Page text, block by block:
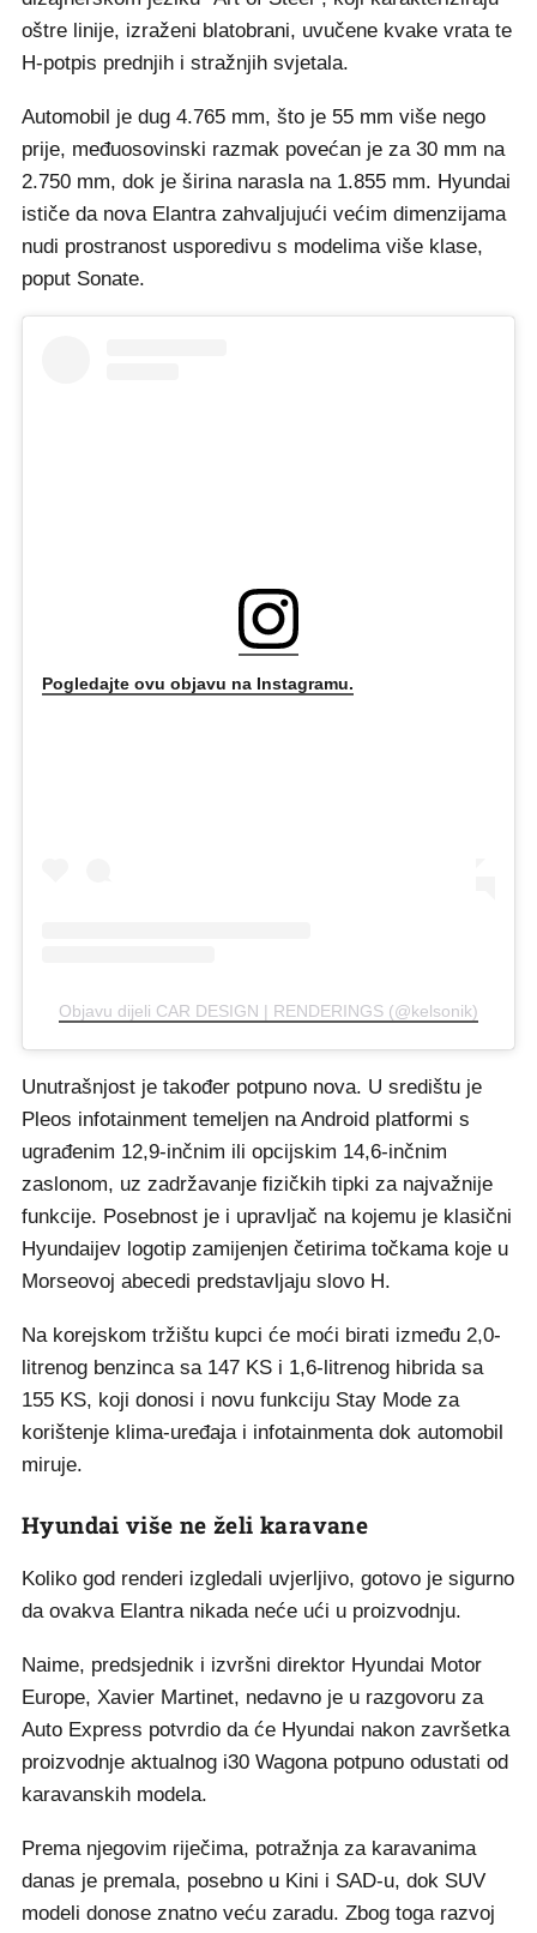
oštre linije, izraženi blatobrani, uvučene kvake vrata te
H-potpis prednjih i stražnjih svjetala.
Automobil je dug 4.765 mm, što je 55 mm više nego
prije, međuosovinski razmak povećan je za 30 mm na
2.750 mm, dok je širina narasla na 1.855 mm. Hyundai
ističe da nova Elantra zahvaljujući većim dimenzijama
nudi prostranost usporedivu s modelima više klase,
poput Sonate.
Pogledajte ovu objavu na Instagramu.
Objavu dijeli CAR DESIGN | RENDERINGS (@kelsonik)
Unutrašnjost je također potpuno nova. U središtu je
Pleos infotainment temeljen na Android platformi s
ugrađenim 12,9-inčnim ili opcijskim 14,6-inčnim
zaslonom, uz zadržavanje fizičkih tipki za najvažnije
funkcije. Posebnost je i upravljač na kojemu je klasični
Hyundaijev logotip zamijenjen četirima točkama koje u
Morseovoj abecedi predstavljaju slovo H.
Na korejskom tržištu kupci će moći birati između 2,0-
litrenog benzinca sa 147 KS i 1,6-litrenog hibrida sa
155 KS, koji donosi i novu funkciju Stay Mode za
korištenje klima-uređaja i infotainmenta dok automobil
miruje.
Hyundai više ne želi karavane
Koliko god renderi izgledali uvjerljivo, gotovo je sigurno
da ovakva Elantra nikada neće ući u proizvodnju.
Naime, predsjednik i izvršni direktor Hyundai Motor
Europe, Xavier Martinet, nedavno je u razgovoru za
Auto Express potvrdio da će Hyundai nakon završetka
proizvodnje aktualnog i30 Wagona potpuno odustati od
karavanskih modela.
Prema njegovim riječima, potražnja za karavanima
danas je premala, posebno u Kini i SAD-u, dok SUV
modeli donose znatno veću zaradu. Zbog toga razvoj